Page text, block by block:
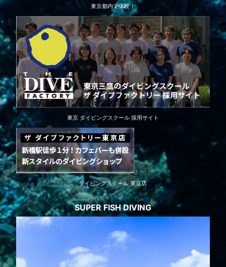
東京都内で体験！
東京 ダイビングスクール 採用サイト
ダイビングスクール 東京店
SUPER FISH DIVING